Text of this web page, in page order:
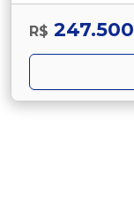
R$ 247.500